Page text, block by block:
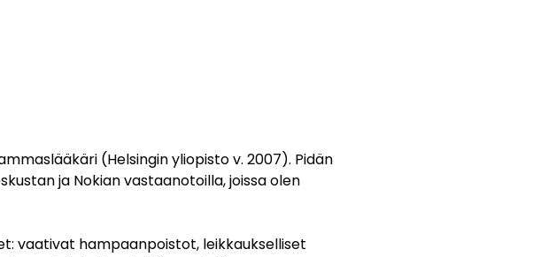
(Helsingin yliopisto v. 2007). Pidän
ja Nokian vastaanotoilla, joissa olen
vaativat hampaanpoistot, leikkaukselliset